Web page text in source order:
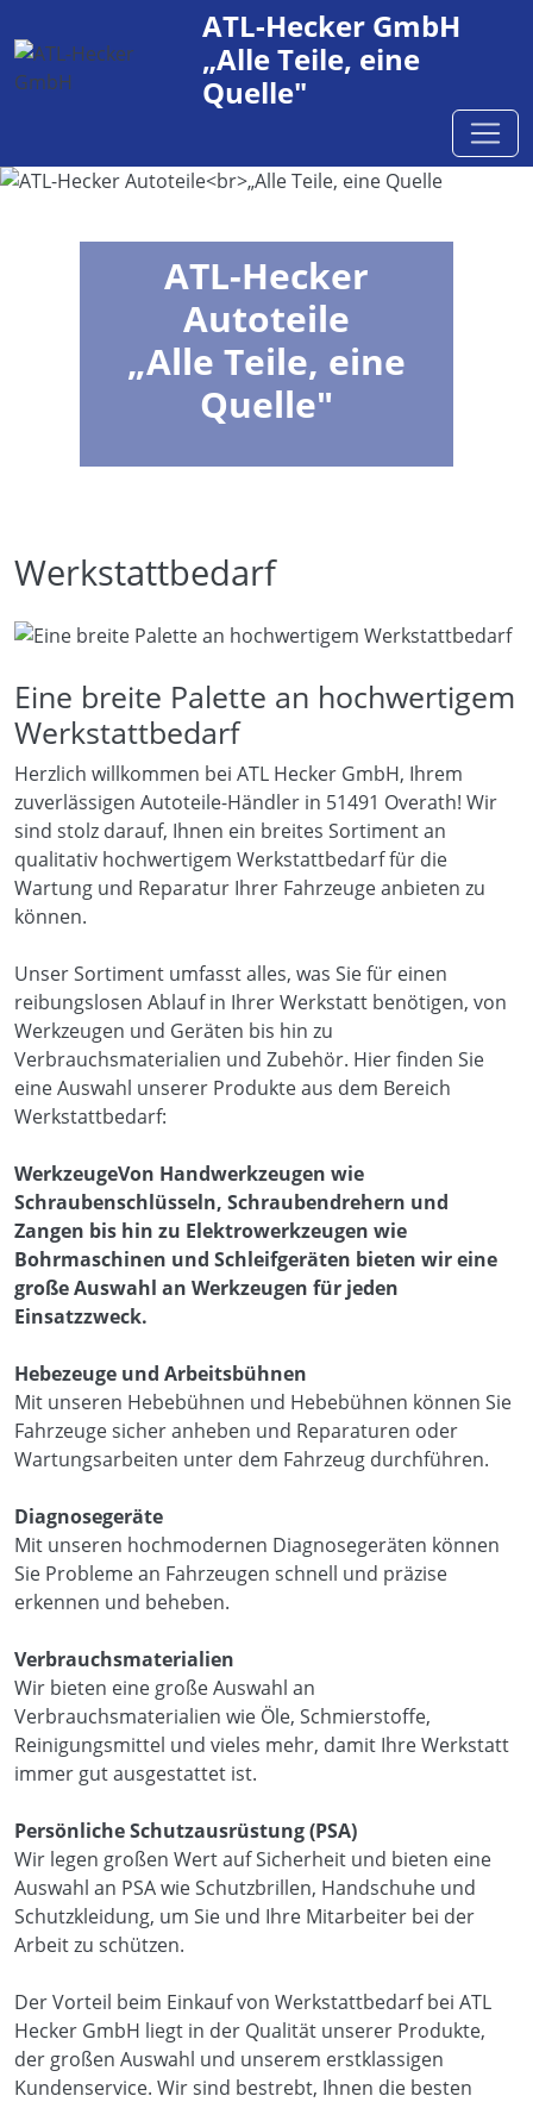
ATL-Hecker GmbH
„Alle Teile, eine
Quelle"
ATL-Hecker
Autoteile
„Alle Teile, eine
Quelle"
Werkstattbedarf
Eine breite Palette an hochwertigem
Werkstattbedarf
Herzlich willkommen bei ATL Hecker GmbH, Ihrem
zuverlässigen Autoteile-Händler in 51491 Overath! Wir
sind stolz darauf, Ihnen ein breites Sortiment an
qualitativ hochwertigem Werkstattbedarf für die
Wartung und Reparatur Ihrer Fahrzeuge anbieten zu
können.
Unser Sortiment umfasst alles, was Sie für einen
reibungslosen Ablauf in Ihrer Werkstatt benötigen, von
Werkzeugen und Geräten bis hin zu
Verbrauchsmaterialien und Zubehör. Hier finden Sie
eine Auswahl unserer Produkte aus dem Bereich
Werkstattbedarf:
WerkzeugeVon Handwerkzeugen wie
Schraubenschlüsseln, Schraubendrehern und
Zangen bis hin zu Elektrowerkzeugen wie
Bohrmaschinen und Schleifgeräten bieten wir eine
große Auswahl an Werkzeugen für jeden
Einsatzzweck.
Hebezeuge und Arbeitsbühnen
Mit unseren Hebebühnen und Hebebühnen können Sie
Fahrzeuge sicher anheben und Reparaturen oder
Wartungsarbeiten unter dem Fahrzeug durchführen.
Diagnosegeräte
Mit unseren hochmodernen Diagnosegeräten können
Sie Probleme an Fahrzeugen schnell und präzise
erkennen und beheben.
Verbrauchsmaterialien
Wir bieten eine große Auswahl an
Verbrauchsmaterialien wie Öle, Schmierstoffe,
Reinigungsmittel und vieles mehr, damit Ihre Werkstatt
immer gut ausgestattet ist.
Persönliche Schutzausrüstung (PSA)
Wir legen großen Wert auf Sicherheit und bieten eine
Auswahl an PSA wie Schutzbrillen, Handschuhe und
Schutzkleidung, um Sie und Ihre Mitarbeiter bei der
Arbeit zu schützen.
Der Vorteil beim Einkauf von Werkstattbedarf bei ATL
Hecker GmbH liegt in der Qualität unserer Produkte,
der großen Auswahl und unserem erstklassigen
Kundenservice. Wir sind bestrebt, Ihnen die besten